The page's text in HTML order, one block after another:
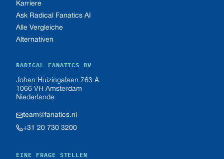
Karriere
Ask Radical Fanatics AI
Alle Vergleiche
Alternativen
RADICAL FANATICS BV
Johan Huizingalaan 763 A
1066 VH Amsterdam
Niederlande
team@fanatics.nl
+31 20 730 3200
EINE FRAGE STELLEN